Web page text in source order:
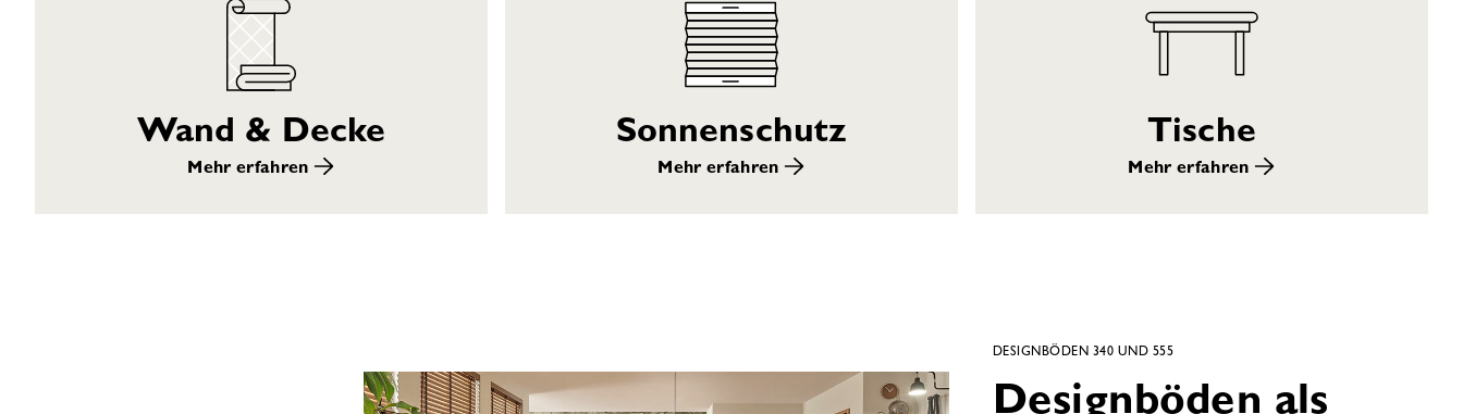
Wand & Decke
Mehr erfahren
Sonnenschutz
Mehr erfahren
Tische
Mehr erfahren
DESIGNBÖDEN 340 UND 555
Designböden als